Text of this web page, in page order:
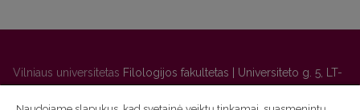
Vilniaus universitetas Filologijos fakultetas | Universiteto g. 5, LT-
01131 Vilnius